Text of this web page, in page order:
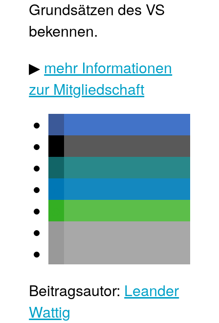
Grundsätzen des VS
bekennen.
▶ mehr Informationen
zur Mitgliedschaft
Beitragsautor: Leander
Wattig